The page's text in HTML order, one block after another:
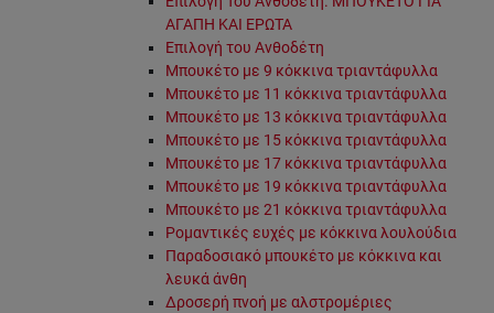
ΑΓΑΠΗ ΚΑΙ ΕΡΩΤΑ
Επιλογή του Ανθοδέτη
Μπουκέτο με 9 κόκκινα τριαντάφυλλα
Μπουκέτο με 11 κόκκινα τριαντάφυλλα
Μπουκέτο με 13 κόκκινα τριαντάφυλλα
Μπουκέτο με 15 κόκκινα τριαντάφυλλα
Μπουκέτο με 17 κόκκινα τριαντάφυλλα
Μπουκέτο με 19 κόκκινα τριαντάφυλλα
Μπουκέτο με 21 κόκκινα τριαντάφυλλα
Ρομαντικές ευχές με κόκκινα λουλούδια
Παραδοσιακό μπουκέτο με κόκκινα και
λευκά άνθη
Δροσερή πνοή με αλστρομέριες